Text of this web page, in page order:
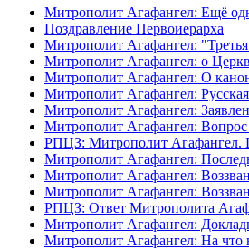
Митрополит Агафангел: Ещё
Поздравление Первоиерарха
Митрополит Агафангел:
Митрополит Агафангел: о
Митрополит Агафангел: О
Митрополит Агафангел:
Митрополит Агафангел:
Митрополит Агафангел: Вопрос
РПЦЗ: Митрополит Агафангел.
Митрополит Агафангел:
Митрополит Агафангел:
Митрополит Агафангел:
РПЦЗ: Ответ Митрополита
Митрополит Агафангел:
Митрополит Агафангел: На что